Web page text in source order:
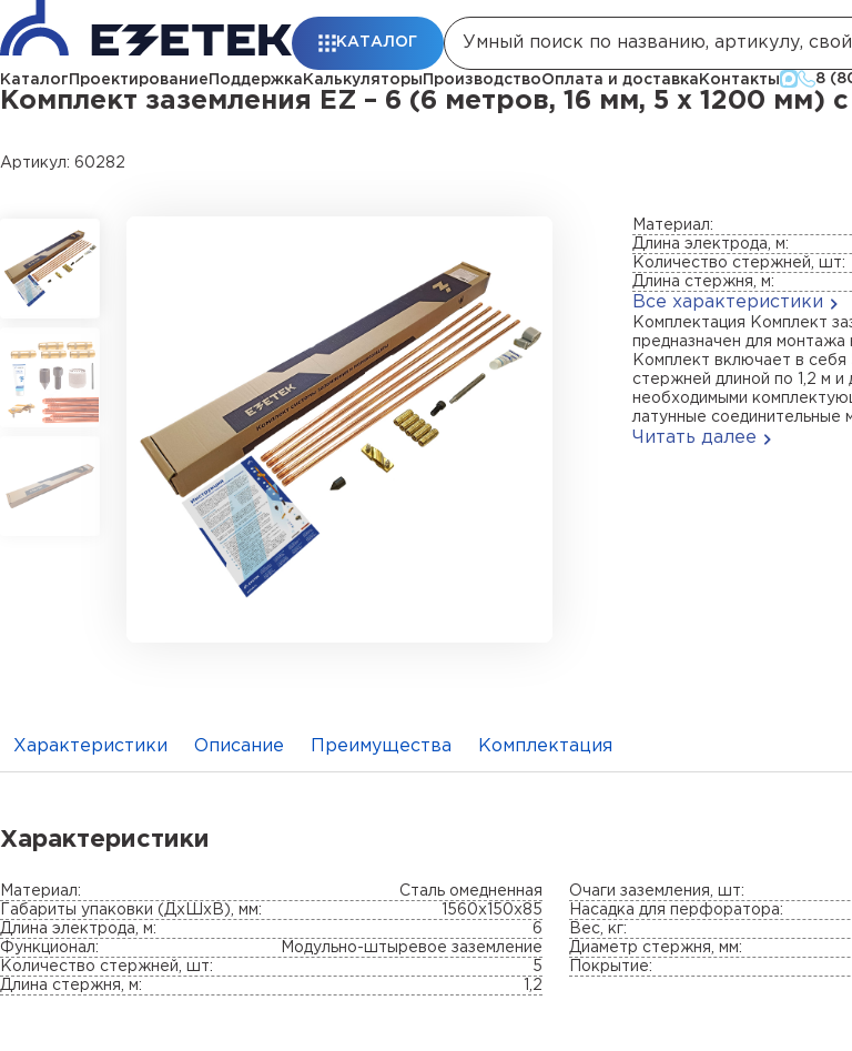
КАТАЛОГ
Каталог Проектирование Поддержка Калькуляторы ПроизводствоОплата и доставка Контакты 8
ГлавнаяКаталог Заземление Комплекты заземленияКомплект заземления EZ – 6 (6 метров, 16 мм, 5 х 1200
Комплект заземления EZ – 6 (6 метров, 16 мм, 5 х 1200 мм)
Артикул: 60282
Материал:
Длина электрода, м:
Количество стержней, шт:
Длина стержня, м:
Все характеристики
Комплектация Комплект
предназначен для монтажа
Комплект включает в себя
стержней длиной по 1,2 м
необходимыми
латунные соединительные
Читать далее
Характеристики Описание Преимущества Комплектация
Характеристики
Материал:
Сталь омедненная
Габариты упаковки (ДхШхВ), мм:
1560х150х85
Длина электрода, м:
6
Функционал:
Модульно-штыревое заземление
Количество стержней, шт:
5
Длина стержня, м:
1,2
Очаги заземления, шт:
Насадка для перфоратора:
Вес, кг:
Диаметр стержня, мм:
Покрытие: